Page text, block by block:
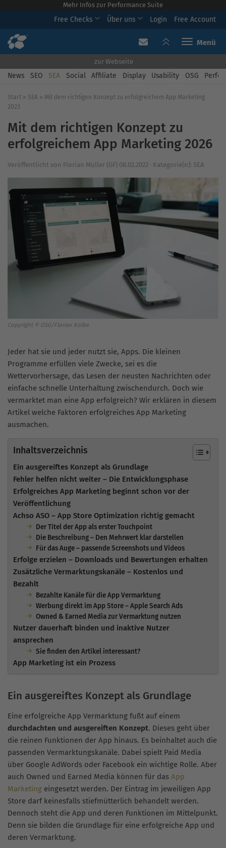
Mehr Infos zur Performance Suite
Free Checks Über uns Login Free Account
Toggle
zur Webseite
News SEO SEA Social Affiliate Display Usability OSG
Start » SEA » Mit dem richtigen Konzept zu erfolgreichem App Marketing
2023
Mit dem richtigen Konzept zu
erfolgreichem App Marketing 2026
Veröffentlicht von Florian Müller (GF) 08.02.2022 · Kategorie(n): SEA
Copyright © OSG/Florian Kolbe
Jeder hat sie und jeder nutzt sie, Apps. Die kleinen
Programme erfüllen viele Zwecke, sei es die
Wettervorhersage, das Lesen der neusten Nachrichten oder
einfache schnelle Unterhaltung zwischendurch. Doch wie
vermarktet man eine App erfolgreich? Wir erklären in diesem
Artikel welche Faktoren erfolgreiches App Marketing
ausmachen.
Inhaltsverzeichnis
Ein ausgereiftes Konzept als Grundlage
Fehler helfen nicht weiter – Die Entwicklungsphase
Erfolgreiches App Marketing beginnt schon vor der
Veröffentlichung
Achso ASO – App Store Optimization richtig gemacht
Der Titel der App als erster Touchpoint
Die Beschreibung – Den Mehrwert klar darstellen
Für das Auge – passende Screenshots und Videos
Erfolge erzielen – Downloads und Bewertungen erhalten
Zusätzliche Vermarktungskanäle – Kostenlos und
Bezahlt
Bezahlte Kanäle für die App Vermarktung
Werbung direkt im App Store – Apple Search Ads
Owned & Earned Media zur Vermarktung nutzen
Nutzer dauerhaft binden und inaktive Nutzer
ansprechen
Sie finden den Artikel interessant?
App Marketing ist ein Prozess
Ein ausgereiftes Konzept als Grundlage
Eine erfolgreiche App Vermarktung fußt auf einem
durchdachten und ausgereiften Konzept. Dieses geht über
die reinen Funktionen der App hinaus. Es beinhaltet auch die
passenden Vermarktungskanäle. Dabei spielt Paid Media
über Google AdWords oder Facebook ein wichtige Rolle. Aber
auch Owned und Earned Media können für das App
Marketing eingesetzt werden. Der Eintrag im jeweiligen App
Store darf keinesfalls stiefmütterlich behandelt werden.
Dennoch steht die App und deren Funktionen im Mittelpunkt.
Denn sie bilden die Grundlage für eine erfolgreiche App und
deren Vermarktung.